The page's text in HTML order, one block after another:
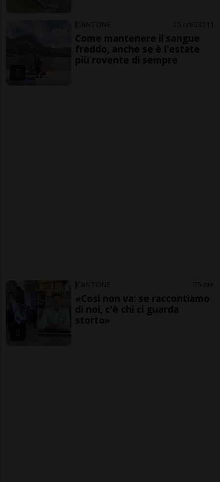
CANTONE 5 ore 3 11
Come mantenere il sangue
freddo, anche se è l'estate
più rovente di sempre
CANTONE 5 ore
«Così non va: se raccontiamo
di noi, c'è chi ci guarda
storto»